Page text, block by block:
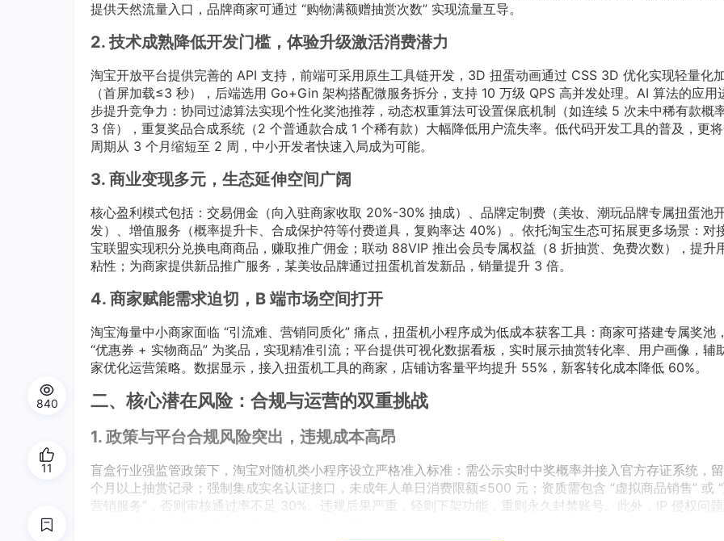
提供天然流量入口，品牌商家可通过 “购物满额赠抽赏次数” 实现流量互导。
2. 技术成熟降低开发门槛，体验升级激活消费潜力
淘宝开放平台提供完善的 API 支持，前端可采用原生工具链开发，3D 扭蛋动画通过 CSS 3D 优化实现轻量化
（首屏加载≤3 秒），后端选用 Go+Gin 架构搭配微服务拆分，支持 10 万级 QPS 高并发处理。AI 算法的应用
步提升竞争力：协同过滤算法实现个性化奖池推荐，动态权重算法可设置保底机制（如连续 5 次未中稀有款概
3 倍），重复奖品合成系统（2 个普通款合成 1 个稀有款）大幅降低用户流失率。低代码开发工具的普及，更
周期从 3 个月缩短至 2 周，中小开发者快速入局成为可能。
3. 商业变现多元，生态延伸空间广阔
核心盈利模式包括：交易佣金（向入驻商家收取 20%-30% 抽成）、品牌定制费（美妆、潮玩品牌专属扭蛋池
发）、增值服务（概率提升卡、合成保护符等付费道具，复购率达 40%）。依托淘宝生态可拓展更多场景：对
宝联盟实现积分兑换电商商品，赚取推广佣金；联动 88VIP 推出会员专属权益（8 折抽赏、免费次数），提升
粘性；为商家提供新品推广服务，某美妆品牌通过扭蛋机首发新品，销量提升 3 倍。
4. 商家赋能需求迫切，B 端市场空间打开
淘宝海量中小商家面临 “引流难、营销同质化” 痛点，扭蛋机小程序成为低成本获客工具：商家可搭建专属奖池
“优惠券 + 实物商品” 为奖品，实现精准引流；平台提供可视化数据看板，实时展示抽赏转化率、用户画像，辅
家优化运营策略。数据显示，接入扭蛋机工具的商家，店铺访客量平均提升 55%，新客转化成本降低 60%。
二、核心潜在风险：合规与运营的双重挑战
1. 政策与平台合规风险突出，违规成本高昂
盲盒行业强监管政策下，淘宝对随机类小程序设立严格准入标准：需公示实时中奖概率并接入官方存证系统，
个月以上抽赏记录；强制集成实名认证接口，未成年人单日消费限额≤500 元；资质需包含 “虚拟商品销售” 或
营销服务”，否则审核通过率不足 30%。违规后果严重，轻则下架功能，重则永久封禁账号。此外，IP 侵权问
840
11